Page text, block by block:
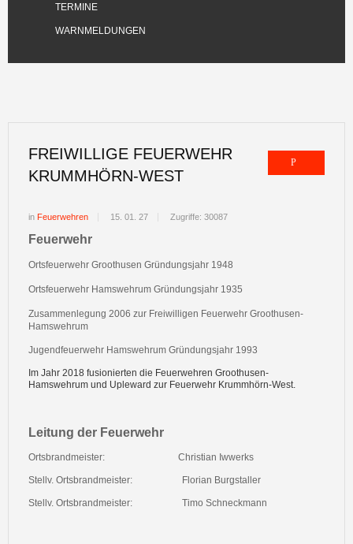
TERMINE
WARNMELDUNGEN
FREIWILLIGE FEUERWEHR
KRUMMHÖRN-WEST
in Feuerwehren 15. 01. 27 Zugriffe: 30087
Feuerwehr
Ortsfeuerwehr Groothusen Gründungsjahr 1948
Ortsfeuerwehr Hamswehrum Gründungsjahr 1935
Zusammenlegung 2006 zur Freiwilligen Feuerwehr Groothusen-
Hamswehrum
Jugendfeuerwehr Hamswehrum Gründungsjahr 1993
Im Jahr 2018 fusionierten die Feuerwehren Groothusen-
Hamswehrum und Upleward zur Feuerwehr Krummhörn-West.
Leitung der Feuerwehr
Ortsbrandmeister: Christian Iwwerks
Stellv. Ortsbrandmeister: Florian Burgstaller
Stellv. Ortsbrandmeister: Timo Schneckmann